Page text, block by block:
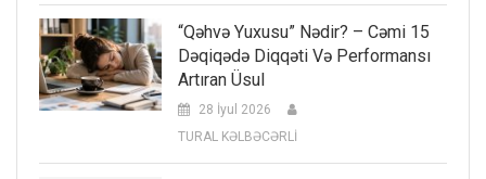
“Qəhvə Yuxusu” Nədir? – Cəmi 15
Dəqiqədə Diqqəti Və Performansı
Artıran Üsul
28 İyul 2026
TURAL KƏLBƏCƏRLİ